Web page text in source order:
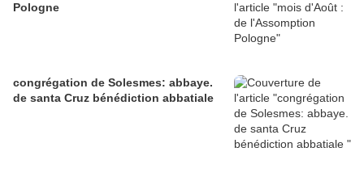
Pologne
congrégation de Solesmes: abbaye.
de santa Cruz bénédiction abbatiale